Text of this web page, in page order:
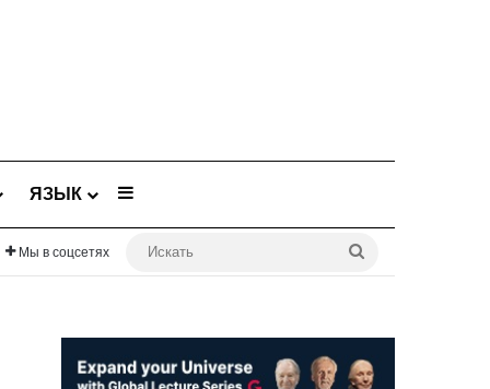
ЯЗЫК Sidebar
Мы в соцсетях